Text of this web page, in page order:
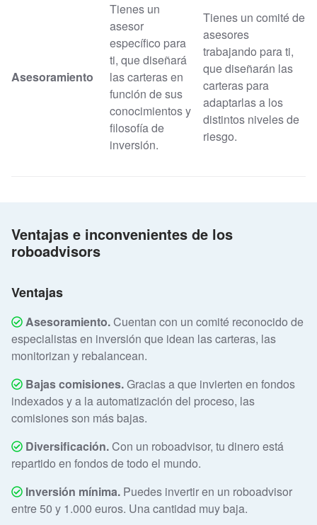
Asesoramiento
Tienes un
asesor
específico para
ti, que diseñará
las carteras en
función de sus
conocimientos y
filosofía de
inversión.
Tienes un comité de
asesores
trabajando para ti,
que diseñarán las
carteras para
adaptarlas a los
distintos niveles de
riesgo.
Ventajas e inconvenientes de los
roboadvisors
Ventajas
Asesoramiento.Cuentan con un comité reconocido de
especialistas en inversión que idean las carteras, las
monitorizan y rebalancean.
Bajas comisiones.Gracias a que invierten en fondos
indexados y a la automatización del proceso, las
comisiones son más bajas.
Diversificación.Con un roboadvisor, tu dinero está
repartido en fondos de todo el mundo.
Inversión mínima. Puedes invertir en un roboadvisor
entre 50 y 1.000 euros. Una cantidad muy baja.